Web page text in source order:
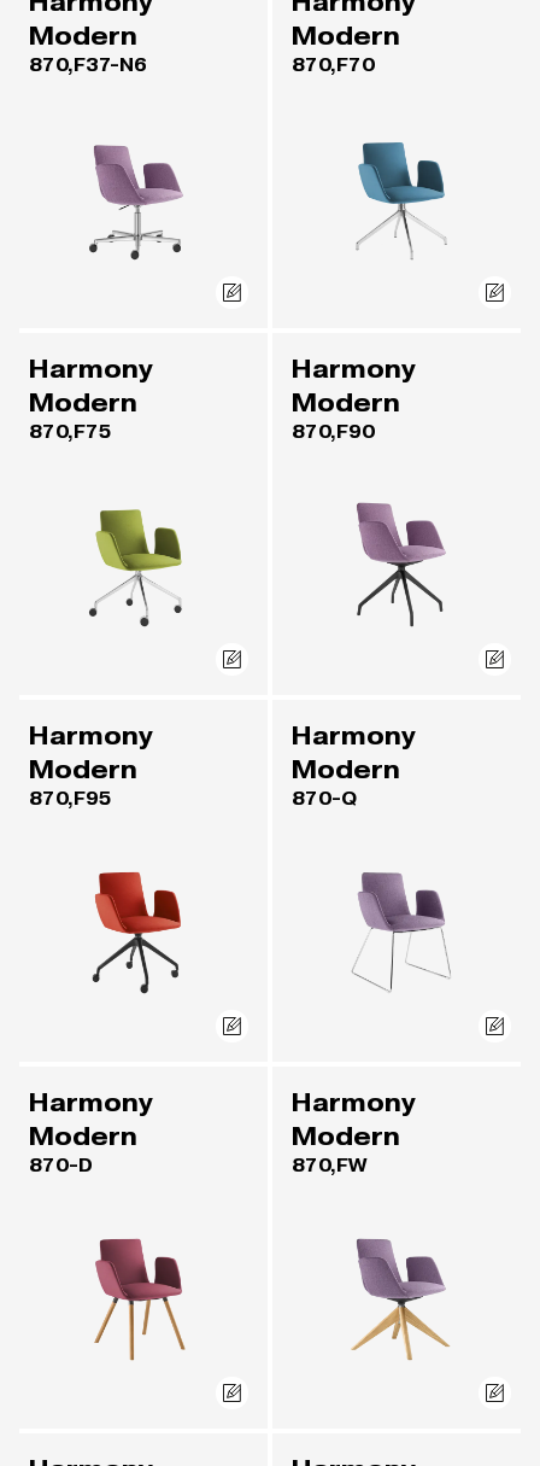
Modern
870,F37-N6
Modern
870,F70
Harmony
Modern
870,F75
Harmony
Modern
870,F90
Harmony
Modern
870,F95
Harmony
Modern
870-Q
Harmony
Modern
870-D
Harmony
Modern
870,FW